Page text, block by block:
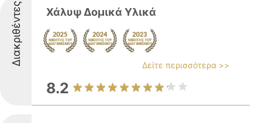
Διακριθέντες Χάλυψ Δομικά Υλικά
Δείτε περισσότερα >>
8.2